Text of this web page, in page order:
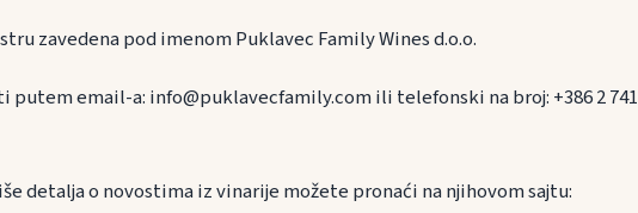
zavedena pod imenom Puklavec Family Wines d.o.o.
email-a: info@puklavecfamily.com ili telefonski na broj: +386 2 741
detalja o novostima iz vinarije možete pronaći na njihovom sajtu: